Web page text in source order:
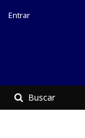
Buscar
Entrar